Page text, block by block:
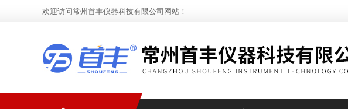
欢迎访问常州首丰仪器科技有限公司网站！